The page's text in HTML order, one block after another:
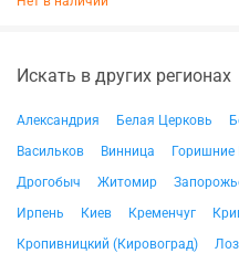
Искать в других регионах
Александрия Белая Церковь
Васильков
Винница
Дрогобыч
Житомир
Ирпень
Киев Кременчуг
Кропивницкий (Кировоград)